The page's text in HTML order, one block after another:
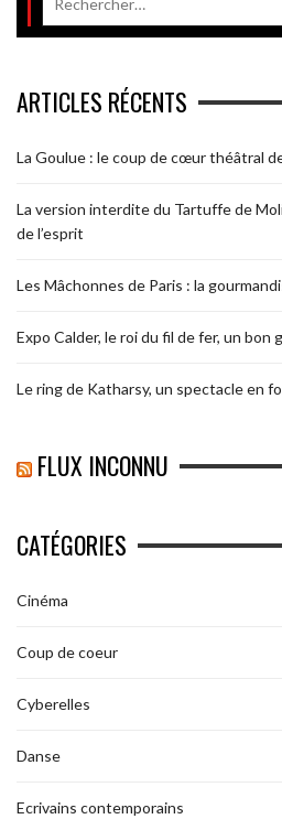
ARTICLES RÉCENTS
La Goulue : le coup de cœur théâtral
La version interdite du Tartuffe de
de l’esprit
Les Mâchonnes de Paris : la
Expo Calder, le roi du fil de fer, un bon
Le ring de Katharsy, un spectacle en
FLUX INCONNU
CATÉGORIES
Cinéma
Coup de coeur
Cyberelles
Danse
Ecrivains contemporains